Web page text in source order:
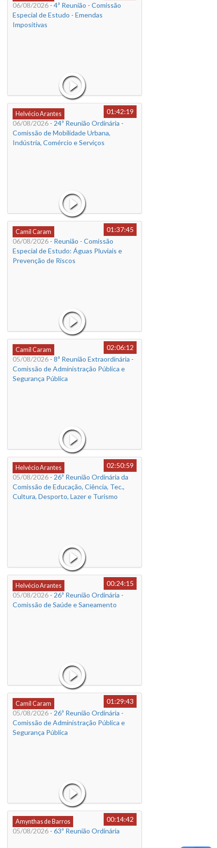
06/08/2026 - 4ª Reunião - Comissão
Especial de Estudo - Emendas
Impositivas
Helvécio Arantes
01:42:19
06/08/2026 - 24ª Reunião Ordinária -
Comissão de Mobilidade Urbana,
Indústria, Comércio e Serviços
Camil Caram
01:37:45
06/08/2026 - Reunião - Comissão
Especial de Estudo: Águas Pluviais e
Prevenção de Riscos
Camil Caram
02:06:12
05/08/2026 - 8ª Reunião Extraordinária -
Comissão de Administração Pública e
Segurança Pública
Helvécio Arantes
02:50:59
05/08/2026 - 26ª Reunião Ordinária da
Comissão de Educação, Ciência, Tec.,
Cultura, Desporto, Lazer e Turismo
Helvécio Arantes
00:24:15
05/08/2026 - 26ª Reunião Ordinária -
Comissão de Saúde e Saneamento
Camil Caram
01:29:43
05/08/2026 - 26ª Reunião Ordinária -
Comissão de Administração Pública e
Segurança Pública
Amynthas de Barros
00:14:42
05/08/2026 - 63ª Reunião Ordinária